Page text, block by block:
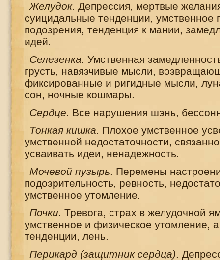
Желудок. Депрессия, мертвые
суицидальные тенденции, умственное
подозрения, тенденция к мании,
идей.
Селезенка. Умственная
грусть, навязчивые мысли,
фиксированные и ригидные мысли,
сон, ночные кошмары.
Сердце. Все нарушения шэнь,
Тонкая кишка. Плохое умственное
умственной недостаточности,
усваивать идеи, ненадежность.
Мочевой пузырь. Перемены
подозрительность, ревность,
умственное утомление.
Почки. Тревога, страх в желудочной
умственное и физическое утомление,
тенденции, лень.
Перикард (защитник сердца).